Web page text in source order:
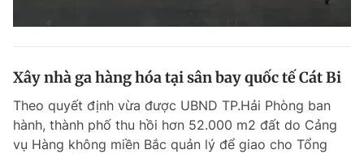
Xây nhà ga hàng hóa tại sân bay quốc tế Cát Bi
Theo quyết định vừa được UBND TP.Hải Phòng ban
hành, thành phố thu hồi hơn 52.000 m2 đất do Cảng
vụ Hàng không miền Bắc quản lý để giao cho Tổng